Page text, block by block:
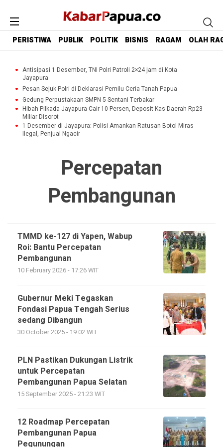
PERISTIWA PUBLIK POLITIK BISNIS RAGAM OLAH
Antisipasi 1 Desember, TNI Polri Patroli 2×24 jam di Kota
Jayapura
Pesan Sejuk Polri di Deklarasi Pemilu Ceria Tanah Papua
Gedung Perpustakaan SMPN 5 Sentani Terbakar
Hibah Pilkada Jayapura Cair 10 Persen, Deposit Kas Daerah Rp23
Miliar Disorot
1 Desember di Jayapura: Polisi Amankan Ratusan Botol Miras
Ilegal, Penjual Ngacir
Percepatan
Pembangunan
TMMD ke-127 di Yapen, Wabup
Roi: Bantu Percepatan
Pembangunan
10 February 2026 - 17:26 WIT
Gubernur Meki Tegaskan
Fondasi Papua Tengah Serius
sedang Dibangun
30 October 2025 - 19:02 WIT
PLN Pastikan Dukungan Listrik
untuk Percepatan
Pembangunan Papua Selatan
15 September 2025 - 21:23 WIT
12 Roadmap Percepatan
Pembangunan Papua
Pegunungan